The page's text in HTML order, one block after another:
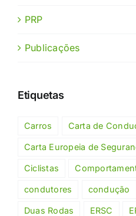
PRP
Publicações
Etiquetas
Carros Carta de
Carta Europeia de
Ciclistas
condutores condução
Duas Rodas ERSC